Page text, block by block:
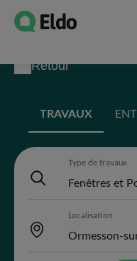
Retour
TRAVAUX
Type de travaux
Localisation